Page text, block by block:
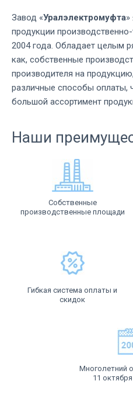
Завод «Уралэлектромуфта»
продукции
2004 года. Обладает целым
как, собственные
производителя на
различные способы оплаты,
большой ассортимент
Наши
Собственные
производственные площади
Гибкая система оплаты и
скидок
Многолетний
11